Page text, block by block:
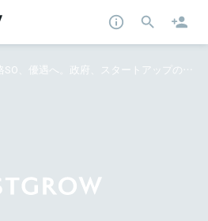
税制適格SO、優遇へ。政府、スタートアップの成長後押し──5分で注目ニュースをまとめ読み